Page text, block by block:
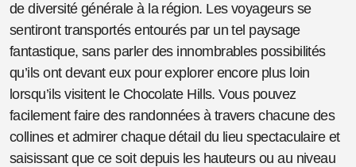
de diversité générale à la région. Les voyageurs se
sentiront transportés entourés par un tel paysage
fantastique, sans parler des innombrables possibilités
qu’ils ont devant eux pour explorer encore plus loin
lorsqu’ils visitent le Chocolate Hills. Vous pouvez
facilement faire des randonnées à travers chacune des
collines et admirer chaque détail du lieu spectaculaire et
saisissant que ce soit depuis les hauteurs ou au niveau